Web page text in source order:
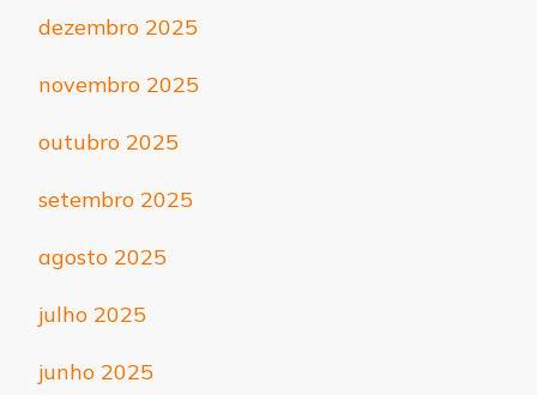
dezembro 2025
novembro 2025
outubro 2025
setembro 2025
agosto 2025
julho 2025
junho 2025